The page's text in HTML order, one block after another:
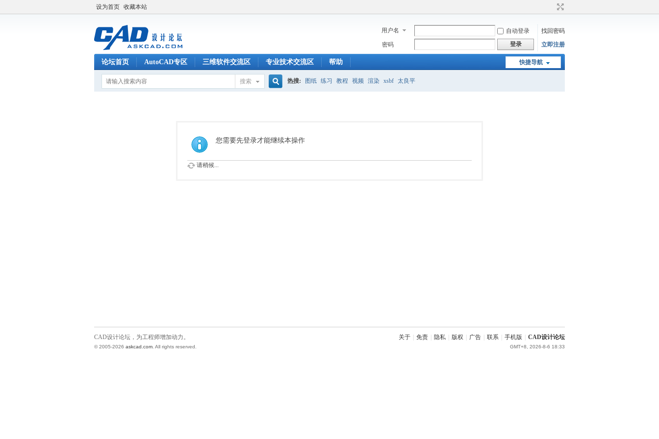
设为首页 收藏本站
用户名 自动登录
找回密码
密码
登录 立即注册
快捷导航
论坛首页 AutoCAD专区 三维软件交流区 专业技术交流区 帮助
搜索
索
热搜: 图纸 练习 教程 视频 渲染 xsbf 太良平
您需要先登录才能继续本操作
请稍候...
关于 免责 隐私 版权 广告 联系 手机版 CAD设计论坛
GMT+8, 2026-8-6 18:33
CAD设计论坛，为工程师增加动力。
© 2005-2026 askcad.com . All rights reserved.